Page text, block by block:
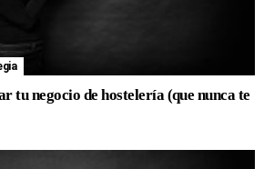
tu negocio de hostelería (que nunca te